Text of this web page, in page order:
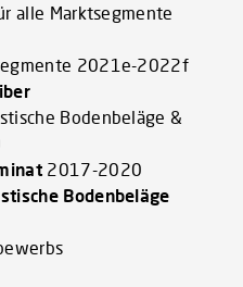
alle Marktsegmente
2021e-2022f
Bodenbeläge &
2017-2020
Bodenbeläge